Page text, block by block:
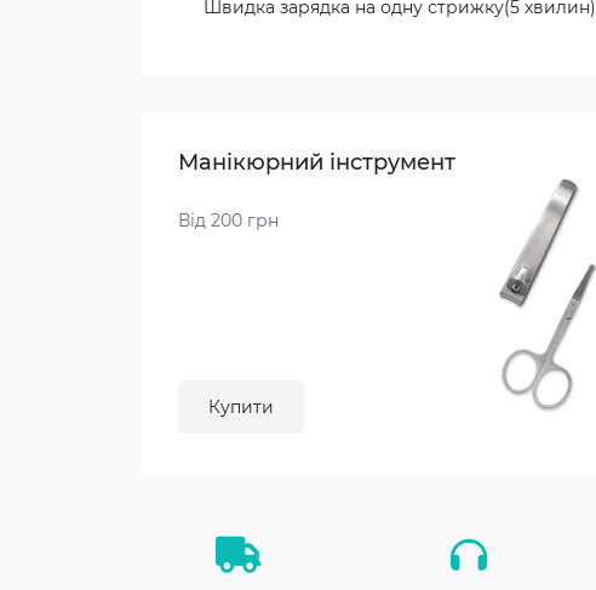
Швидка зарядка на одну стрижку(5 хвилин)
Манікюрний інструмент
Від 200 грн
Купити